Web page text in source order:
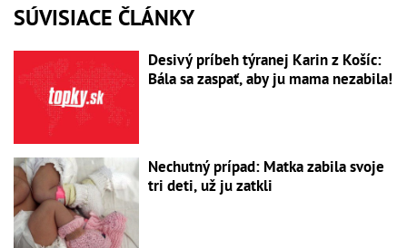
SÚVISIACE ČLÁNKY
Desivý príbeh týranej Karin z Košíc:
Bála sa zaspať, aby ju mama nezabila!
Nechutný prípad: Matka zabila svoje
tri deti, už ju zatkli